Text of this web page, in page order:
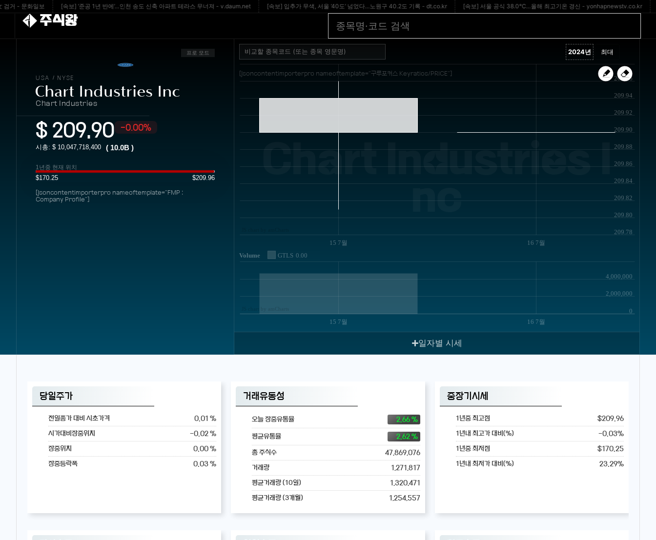
문화일보 [속보] ‘준공 1년 반에’…인천 송도 신축 아파트 테라스 무너져 - v.daum.net [속보] 입추가 무색, 서울 ‘40도’ 넘었다…노원구 40.2도 기록 - dt.co.kr [속보] 서울 공식 38.0℃…올해 최고기온 경신 - yonhapnewstv.co.kr [속보
주식왕
프로 모드
USA / NYSE
Chart Industries Inc
Chart Industries
$ 209.90 -0.00%
시총: $ 10,047,718,400 ( 10.0B )
1년중 현재 위치
$170.25 $209.96
[jsoncontentimporterpro nameoftemplate="FMP :
Company Profile"]
Chart Industries I
nc
[jsoncontentimporterpro nameoftemplate="구루포커스 Keyratios/PRICE"]
15 7월 16 7월
209.78
209.80
209.82
209.84
209.86
209.88
209.90
209.92
209.94
209.96
Volume GTLS 0.00
15 7월 16 7월
0
2,000,000
4,000,000
일자별 시세
당일주가
전일종가 대비 시초가격 0.01 %
시가대비장중위치 -0.02 %
장중위치 0.00 %
장중등락폭 0.03 %
거래유동성
오늘 장중유통율 2.66 %
평균유통율 2.62 %
총 주식수 47,869,076
거래량 1,271,817
평균거래량 (10일) 1,320,471
평균거래량 (3개월) 1,254,557
중장기시세
1년중 최고점 $209.96
1년내 최고가 대비(%) -0.03%
1년중 최저점 $170.25
1년내 최저가 대비(%) 23.29%